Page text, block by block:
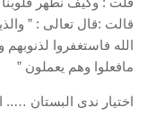
قالت :قال تعالى : ”
الله فاستغفروا
مافعلوا وهم يعملون ”
اختيار ندى البستان